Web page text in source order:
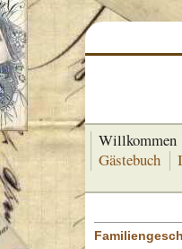
Willkommen
Gästebuch